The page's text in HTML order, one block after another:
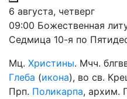
6 августа, четверг
09:00 Божественная
Седмица 10-я по
Мц. Христины. Мчч.
Глеба (икона), во св.
Прп. Поликарпа, архим.